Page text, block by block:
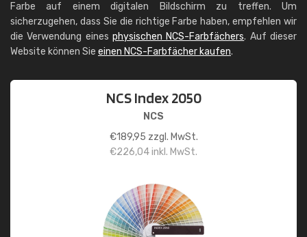
Farbe auf einem digitalen Bildschirm zu treffen. Um
sicherzugehen, dass Sie die richtige Farbe haben, empfehlen wir
die Verwendung eines physischen NCS-Farbfächers. Auf dieser
Website können Sie einen NCS-Farbfächer kaufen.
NCS Index 2050
NCS
€189,95 zzgl. MwSt.
€226,04inkl. MwSt.